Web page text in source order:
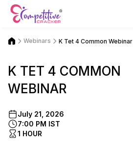
Webinars K Tet 4 Common Webinar
K TET 4 COMMON
WEBINAR
July 21, 2026
7:00 PM IST
1 HOUR